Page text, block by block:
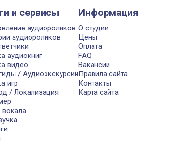
и сервисы
аудиороликов
аудиороликов
аудиокниг
видео
/ Аудиоэкскурсии
игр
/ Локализация
Информация
О студии
Цены
Оплата
FAQ
Вакансии
Правила сайта
Контакты
Карта сайта